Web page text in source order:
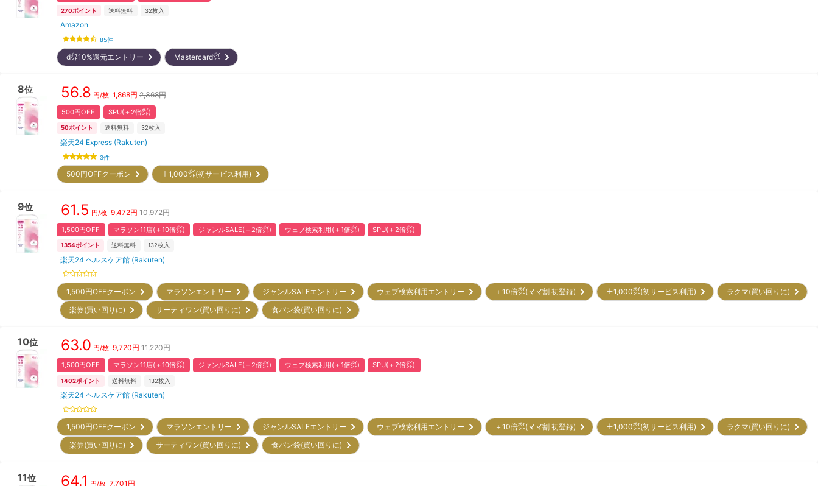
270ポイント 送料無料 32枚入
Amazon
85件
d㌽10%還元エントリー Mastercard㌽
8位 56.8 円/枚 1,868円 2,368円
500円OFF SPU(＋2倍㌽)
50ポイント 送料無料 32枚入
楽天24 Express (Rakuten)
3件
500円OFFクーポン ＋1,000㌽(初サービス利用)
9位 61.5 円/枚 9,472円 10,972円
1,500円OFF マラソン11店(＋10倍㌽) ジャンルSALE(＋2倍㌽) ウェブ検索利用(＋1倍㌽) SPU(＋2倍㌽)
1354ポイント 送料無料 132枚入
楽天24 ヘルスケア館 (Rakuten)
1,500円OFFクーポン マラソンエントリー ジャンルSALEエントリー ウェブ検索利用エントリー ＋10倍㌽(ママ割 初登録) ＋1,000㌽(初サービス利用)
ラクマ(買い回りに)
楽券(買い回りに)
サーティワン(買い回りに) 食パン袋(買い回りに)
10位 63.0 円/枚 9,720円 11,220円
1,500円OFF マラソン11店(＋10倍㌽) ジャンルSALE(＋2倍㌽) ウェブ検索利用(＋1倍㌽) SPU(＋2倍㌽)
1402ポイント 送料無料 132枚入
楽天24 ヘルスケア館 (Rakuten)
1,500円OFFクーポン マラソンエントリー ジャンルSALEエントリー ウェブ検索利用エントリー ＋10倍㌽(ママ割 初登録) ＋1,000㌽(初サービス利用)
ラクマ(買い回りに)
楽券(買い回りに)
サーティワン(買い回りに) 食パン袋(買い回りに)
11位 64.1 円/枚 7,701 円